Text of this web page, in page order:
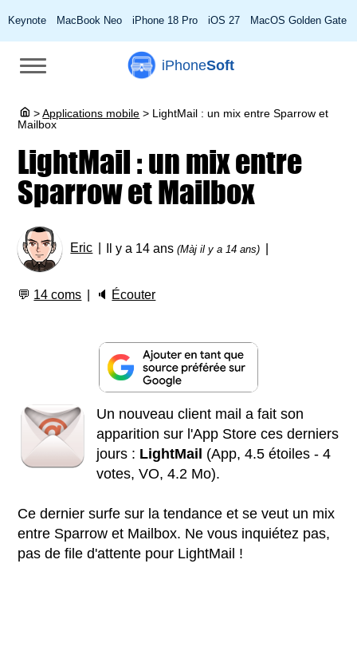
Keynote MacBook Neo iPhone 18 Pro iOS 27 MacOS Golden Gate
iPhoneSoft
> Applications mobile > LightMail : un mix entre Sparrow et
Mailbox
LightMail : un mix entre
Sparrow et Mailbox
Eric Il y a 14 ans(Màj il y a 14 ans)
💬 14 coms 🔈 Écouter
Un nouveau client mail a fait son
apparition sur l'App Store ces derniers
jours : LightMail (App, 4.5 étoiles - 4
votes, VO, 4.2 Mo).
Ce dernier surfe sur la tendance et se veut un mix
entre Sparrow et Mailbox. Ne vous inquiétez pas,
pas de file d'attente pour LightMail !